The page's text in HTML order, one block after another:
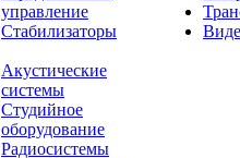
управление
Стабилизаторы
Акустические
системы
Студийное
оборудование
Радиосистемы